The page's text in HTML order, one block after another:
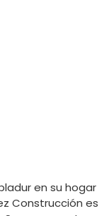
en su hogar
Construcción es